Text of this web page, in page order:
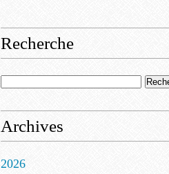
Recherche
Archives
2026